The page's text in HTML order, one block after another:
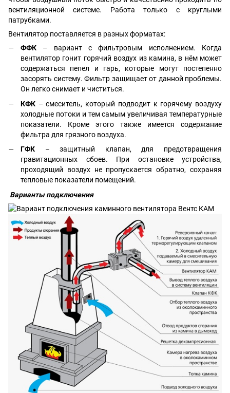
вентиляционной системе. Работа только с круглыми
патрубками.
Вентилятор поставляется в разных форматах:
ФФК – вариант с фильтровым исполнением. Когда
вентилятор гонит горячий воздух из камина, в нём может
содержаться пепел и гарь, которые могут постепенно
засорять систему. Фильтр защищает от данной проблемы.
Он легко снимает и чиститься.
КФК – смеситель, который подводит к горячему воздуху
холодные потоки и тем самым увеличивая температурные
показатели. Кроме этого также имеется содержание
фильтра для грязного воздуха.
ГФК – защитный клапан, для предотвращения
гравитационных сбоев. При остановке устройства,
проходящий воздух не пропускается обратно, сохраняя
тепловые показатели помещений.
Варианты подключения